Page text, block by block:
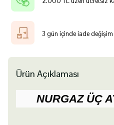
3 gün içinde iade değişim
Ürün Açıklaması
NURGAZ ÜÇ